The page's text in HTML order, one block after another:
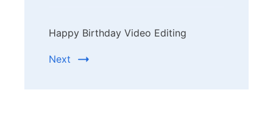
Happy Birthday Video Editing
Next